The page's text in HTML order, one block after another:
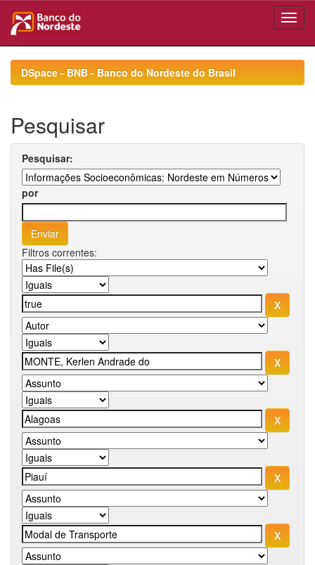
navigationDSpace - BNB - Banco do Nordeste do Brasil
Pesquisar
Pesquisar:
por
Filtros correntes: